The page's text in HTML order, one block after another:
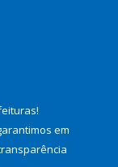
!
em